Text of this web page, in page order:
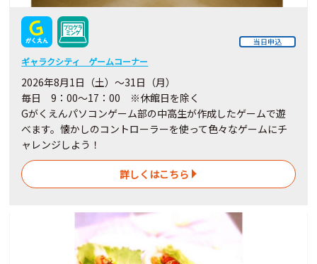
当日申込
ギャラクシティ ゲームコーナー
2026年8月1日（土）～31日（月）
毎日 9：00～17：00 ※休館日を除く
Gがくえんパソコンゲーム部の中高生が作成したゲームで遊
べます。懐かしのコントローラーを使って色々なゲームにチ
ャレンジしよう！
詳しくはこちら